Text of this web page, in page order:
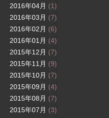
2016年04月 (1)
2016年03月 (7)
2016年02月 (6)
2016年01月 (4)
2015年12月 (7)
2015年11月 (9)
2015年10月 (7)
2015年09月 (4)
2015年08月 (7)
2015年07月 (3)